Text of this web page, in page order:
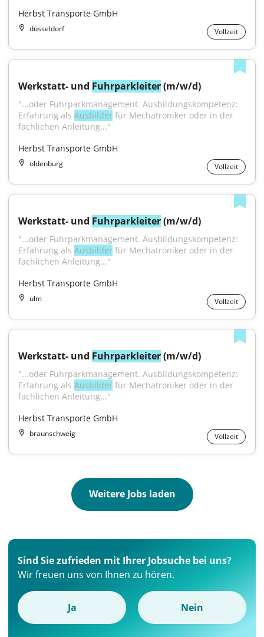
Herbst Transporte GmbH
düsseldorf Vollzeit
Werkstatt- und Fuhrparkleiter (m/w/d)
"...oder Fuhrparkmanagement. Ausbildungskompetenz:
Erfahrung als Ausbilder für Mechatroniker oder in der
fachlichen Anleitung..."
Herbst Transporte GmbH
oldenburg Vollzeit
Werkstatt- und Fuhrparkleiter (m/w/d)
"...oder Fuhrparkmanagement. Ausbildungskompetenz:
Erfahrung als Ausbilder für Mechatroniker oder in der
fachlichen Anleitung..."
Herbst Transporte GmbH
ulm Vollzeit
Werkstatt- und Fuhrparkleiter (m/w/d)
"...oder Fuhrparkmanagement. Ausbildungskompetenz:
Erfahrung als Ausbilder für Mechatroniker oder in der
fachlichen Anleitung..."
Herbst Transporte GmbH
braunschweig Vollzeit
Weitere Jobs laden
Sind Sie zufrieden mit Ihrer Jobsuche bei uns?
Wir freuen uns von Ihnen zu hören.
Ja Nein